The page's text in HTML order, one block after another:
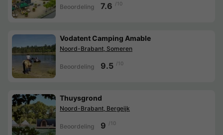
Beoordeling 7.6 /10
Vodatent Camping Amable
Noord-Brabant, Someren
Beoordeling 9.5 /10
Thuysgrond
Noord-Brabant, Bergeijk
Beoordeling 9 /10